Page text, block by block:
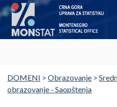
DOMENI > Obrazovanje >
obrazovanje - Saopštenja